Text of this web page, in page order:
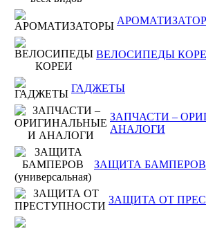
ВЕЛОСИПЕДЫ
ГАДЖЕТЫ
ЗАПЧАСТИ –
АНАЛОГИ
ЗАЩИТА БАМПЕРОВ
ЗАЩИТА ОТ